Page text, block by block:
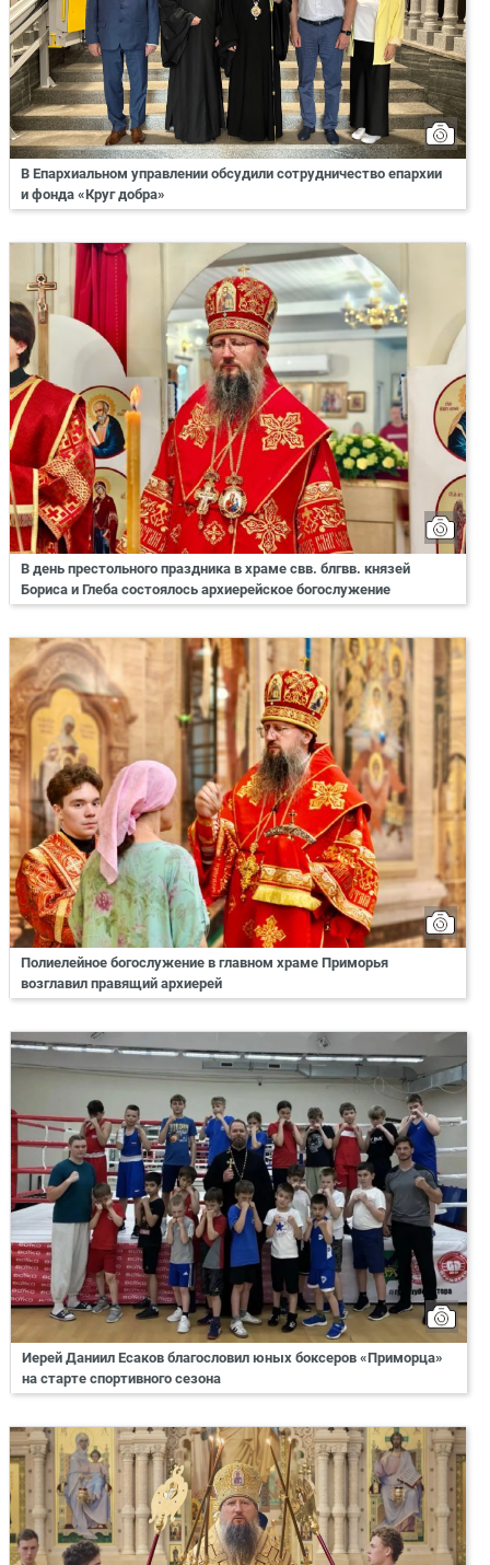
В Епархиальном управлении обсудили сотрудничество епархии
и фонда «Круг добра»
В день престольного праздника в храме свв. блгвв. князей
Бориса и Глеба состоялось архиерейское богослужение
Полиелейное богослужение в главном храме Приморья
возглавил правящий архиерей
Иерей Даниил Есаков благословил юных боксеров «Приморца»
на старте спортивного сезона